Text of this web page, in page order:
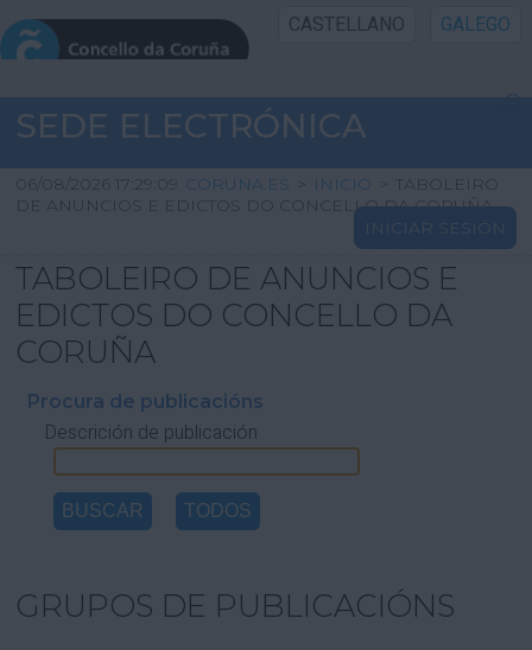
CASTELLANO GALEGO
INICIO SEDE
INICIO
INFORMACIÓN PÚBLICA
CARTAFOL CIDADÁN
AXUDA
SEDE ELECTRÓNICA
06/08/2026 17:29:10 CORUNA.ES INICIO
TABOLEIRO
DE ANUNCIOS E EDICTOS DO CONCELLO DA CORUÑA
INICIAR SESIÓN
TABOLEIRO DE ANUNCIOS E
EDICTOS DO CONCELLO DA
CORUÑA
Procura de publicacións
Descrición de publicación
GRUPOS DE PUBLICACIÓNS